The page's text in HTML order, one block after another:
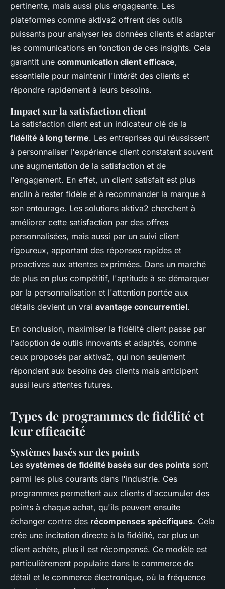
pertinente, mais aussi plus engageante. Les
plateformes comme aktiva2 offrent des outils
puissants pour analyser les données clients et adapter
les communications en fonction de ces insights. Cela
garantit une communication client efficace,
essentielle pour maintenir l'intérêt des clients et
répondre rapidement à leurs besoins.
Impact sur la satisfaction client
La satisfaction client est un indicateur clé de la
fidélité à long terme. Les entreprises qui réussissent
à personnaliser l'expérience client constatent souvent
une augmentation de la satisfaction et de
l'engagement. En effet, un client satisfait est plus
enclin à rester fidèle et à recommander la marque à
son entourage. Les solutions aktiva2 cherchent à
améliorer cette satisfaction par des offres
personnalisées, mais aussi par un suivi client
rigoureux, apportant des réponses rapides et
proactives aux attentes exprimées. Dans un marché
de plus en plus compétitif, l'aptitude à se démarquer
par la personnalisation et l'attention portée aux
détails devient un vrai avantage concurrentiel.
En conclusion, maximiser la fidélité client passe par
l'adoption de outils innovants et adaptés, comme
ceux proposés par aktiva2, qui non seulement
répondent aux besoins des clients mais anticipent
aussi leurs attentes futures.
Types de programmes de fidélité et
leur efficacité
Systèmes basés sur des points
Les systèmes de fidélité basés sur des points sont
parmi les plus courants dans l'industrie. Ces
programmes permettent aux clients d'accumuler des
points à chaque achat, qu'ils peuvent ensuite
échanger contre des récompenses spécifiques. Cela
crée une incitation directe à la fidélité, car plus un
client achète, plus il est récompensé. Ce modèle est
particulièrement populaire dans le commerce de
détail et le commerce électronique, où la fréquence